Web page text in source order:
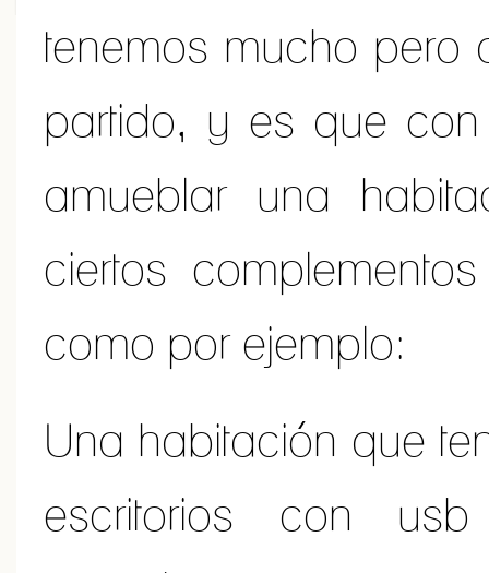
tenemos mucho pero
partido, y es que
amueblar una
ciertos
como por ejemplo:
Una habitación que
escritorios con